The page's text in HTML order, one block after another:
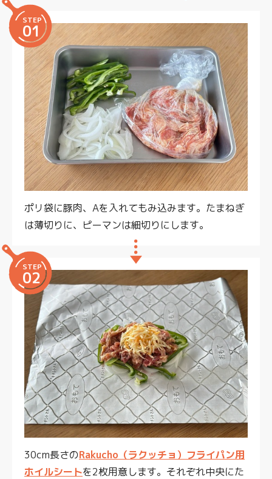
STEP
01
ポリ袋に豚肉、Aを入れてもみ込みます。たまねぎ
は薄切りに、ピーマンは細切りにします。
STEP
02
30cm長さのRakucho（ラクッチョ）フライパン用
ホイルシートを2枚用意します。それぞれ中央にた